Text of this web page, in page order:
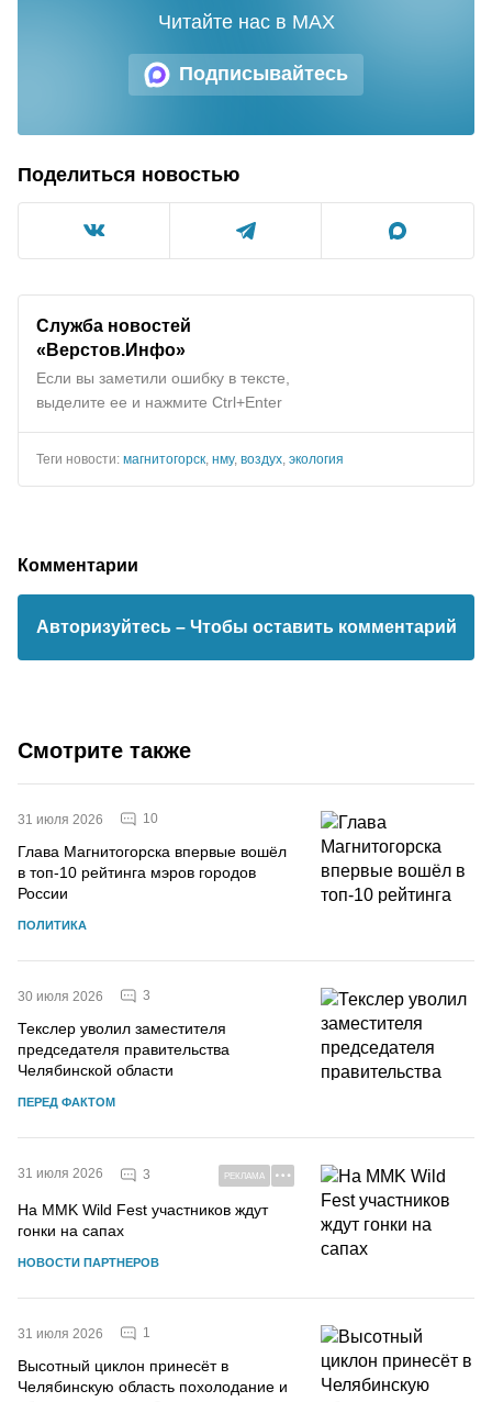
Подписывайтесь
Читайте нас в MAX
Поделиться новостью
Служба новостей
«Верстов.Инфо»
Если вы заметили ошибку в тексте,
выделите ее и нажмите Ctrl+Enter
Теги новости: магнитогорск нму, воздух экология
Комментарии
Авторизуйтесь – Чтобы оставить комментарий
Смотрите также
31 июля 2026 10
Глава Магнитогорска впервые вошёл
в топ-10 рейтинга мэров городов
России
ПОЛИТИКА
30 июля 2026 3
Текслер уволил заместителя
председателя правительства
Челябинской области
ПЕРЕД ФАКТОМ
31 июля 2026 3 РЕКЛАМА
На MMK Wild Fest участников ждут
гонки на сапах
НОВОСТИ ПАРТНЕРОВ
31 июля 2026 1
Высотный циклон принесёт в
Челябинскую область похолодание и